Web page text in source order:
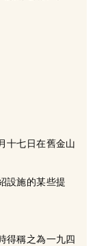
十七日在舊金山
設施的某些提
得稱之為一九四